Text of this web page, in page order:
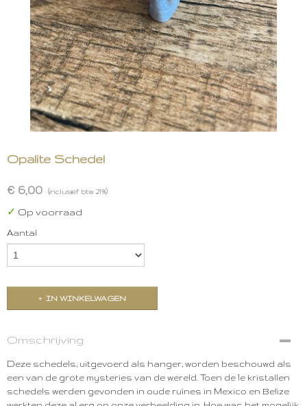
Opalite Schedel
€ 6,00 (inclusief btw 21%)
✓ Op voorraad
Aantal
IN WINKELWAGEN
Omschrijving
Deze schedels, uitgevoerd als hanger, worden beschouwd als
een van de grote mysteries van de wereld. Toen de 1e kristallen
schedels werden gevonden in oude ruïnes in Mexico en Belize